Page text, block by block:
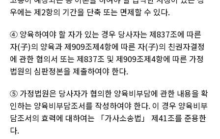
우에는 제2항의 기간을 단축 또는 면제할 수 있다.
④ 양육하여야 할 자가 있는 경우 당사자는 제837조에 따른
자(子)의 양육과 제909조제4항에 따른 자(子)의 친권자결정
에 관한 협의서 또는 제837조 및 제909조제4항에 따른 가정
법원의 심판정본을 제출하여야 한다.
⑤ 가정법원은 당사자가 협의한 양육비부담에 관한 내용을 확
인하는 양육비부담조서를 작성하여야 한다. 이 경우 양육비부
담조서의 효력에 대하여는 「가사소송법」 제41조를 준용한
다.